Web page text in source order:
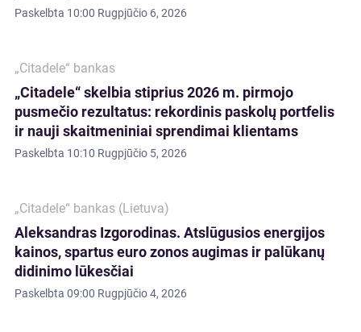
Paskelbta 10:00 Rugpjūčio 6, 2026
„Citadele“ bankas
„Citadele“ skelbia stiprius 2026 m. pirmojo
pusmečio rezultatus: rekordinis paskolų portfelis
ir nauji skaitmeniniai sprendimai klientams
Paskelbta 10:10 Rugpjūčio 5, 2026
„Citadele“ bankas (Lietuva)
Aleksandras Izgorodinas. Atslūgusios energijos
kainos, spartus euro zonos augimas ir palūkanų
didinimo lūkesčiai
Paskelbta 09:00 Rugpjūčio 4, 2026